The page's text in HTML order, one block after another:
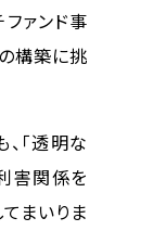
ァンド事
構築に挑
「透明な
害関係を
まいりま